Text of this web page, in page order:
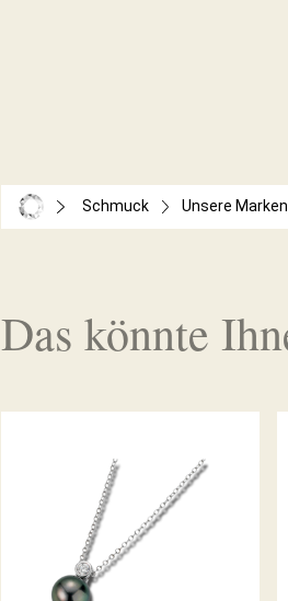
Schmuck Unsere Marken
Das könnte
ZUCHTPERL-
DIAMANTCOLLIER MODERN
CLASSICS